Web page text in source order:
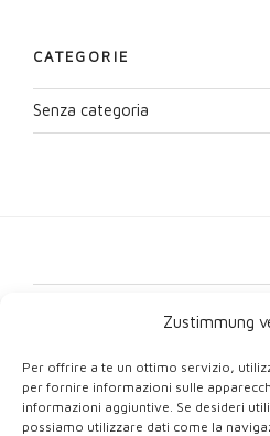
Zustimmung
Per offrire a te un ottimo servizio,
per fornire informazioni sulle
informazioni aggiuntive. Se desideri
possiamo utilizzare dati come la
CATEGORIE
Senza categoria
Protezione dei dati